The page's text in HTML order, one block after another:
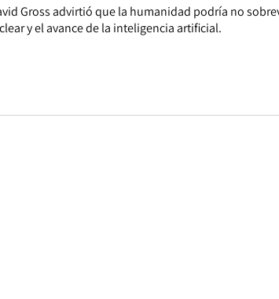
Gross advirtió que la humanidad podría no
y el avance de la inteligencia artificial.